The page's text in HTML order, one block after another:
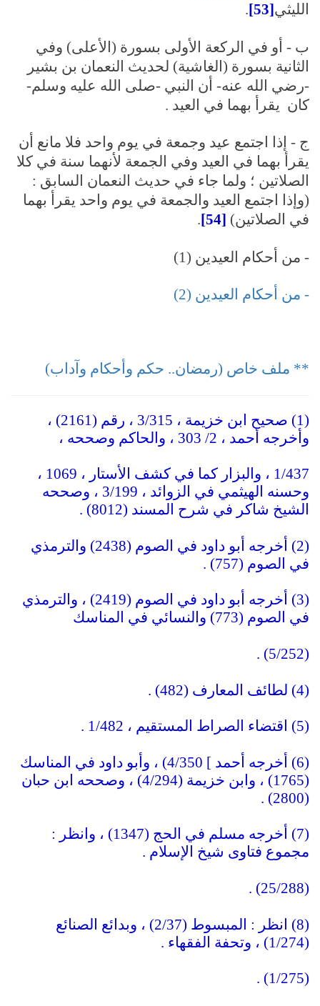
الليثي[53]
.
ب - أو في الركعة الأولى بسورة (الأعلى) وفي
الثانية بسورة (الغاشية) لحديث النعمان بن بشير
-رضي الله عنه- أن النبي -صلى الله عليه وسلم-
كان يقرأ بهما في العيد .
ج - إذا اجتمع عيد وجمعة في يوم واحد فلا مانع أن
يقرأ بهما في العيد وفي الجمعة لأنهما سنة في كلا
الصلاتين ؛ ولما جاء في حديث النعمان السابق :
(وإذا اجتمع العيد والجمعة في يوم واحد يقرأ بهما
في الصلاتين) [54]
.
- من أحكام العيدين (1)
- من أحكام العيدين (2)
** ملف خاص (رمضان.. حكم وأحكام وآداب)
(1) صحيح ابن خزيمة ، 3/315 ، رقم (2161) ،
وأخرجه أحمد ، 2/ 303 ، والحاكم وصححه ،
1/437 ، والبزار كما في كشف الأستار ، 1069 ،
وحسنه الهيثمي في الزوائد ، 3/199 ، وصححه
الشيخ شاكر في شرح المسند (8012) .
(2) أخرجه أبو داود في الصوم (2438) والترمذي
في الصوم (757) .
(3) أخرجه أبو داود في الصوم (2419) ، والترمذي
في الصوم (773) والنسائي في المناسك
(5/252) .
(4) لطائف المعارف (482) .
(5) اقتضاء الصراط المستقيم ، 1/482 .
(6) أخرجه أحمد ] 4/350) ، وأبو داود في المناسك
(1765) ، وابن خزيمة (4/294) ، وصححه ابن حبان
(2800) .
(7) أخرجه مسلم في الحج (1347) ، وانظر :
مجموع فتاوى شيخ الإسلام .
(25/288) .
(8) انظر : المبسوط (2/37) ، وبدائع الصنائع
(1/274) ، وتحفة الفقهاء .
(1/275) .